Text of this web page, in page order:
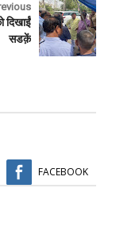
दिखाईं
सडक़ें
FACEBOOK